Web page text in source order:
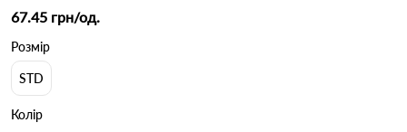
67.45 грн/од.
Розмір
STD
Колір